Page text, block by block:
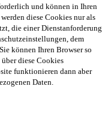
und können in Ihren
diese Cookies nur als
die einer Dienstanforderung
dem
können Ihren Browser so
diese Cookies
funktionieren dann aber
Daten.